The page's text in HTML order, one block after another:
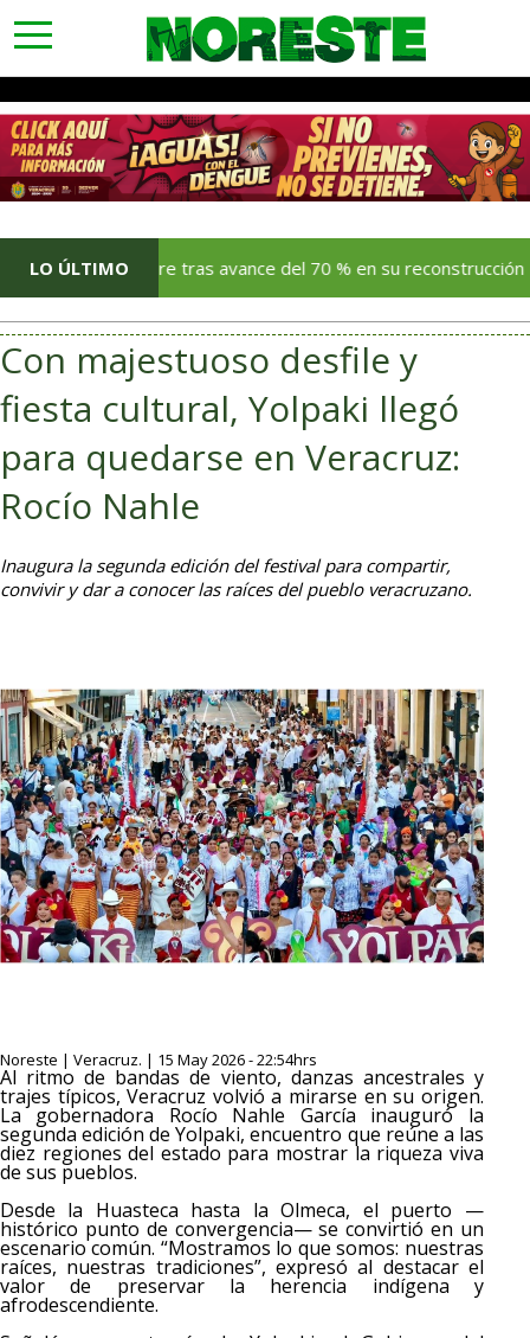
toggle
navigation
LO ÚLTIMO
diciembre tras avance del 70 % en su reconstrucción
Con majestuoso desfile y
fiesta cultural, Yolpaki llegó
para quedarse en Veracruz:
Rocío Nahle
Inaugura la segunda edición del festival para compartir,
convivir y dar a conocer las raíces del pueblo veracruzano.
Noreste | Veracruz. | 15 May 2026 - 22:54hrs
Al ritmo de bandas de viento, danzas ancestrales y
trajes típicos, Veracruz volvió a mirarse en su origen.
La gobernadora Rocío Nahle García inauguró la
segunda edición de Yolpaki, encuentro que reúne a las
diez regiones del estado para mostrar la riqueza viva
de sus pueblos.
Desde la Huasteca hasta la Olmeca, el puerto —
histórico punto de convergencia— se convirtió en un
escenario común. “Mostramos lo que somos: nuestras
raíces, nuestras tradiciones”, expresó al destacar el
valor de preservar la herencia indígena y
afrodescendiente.